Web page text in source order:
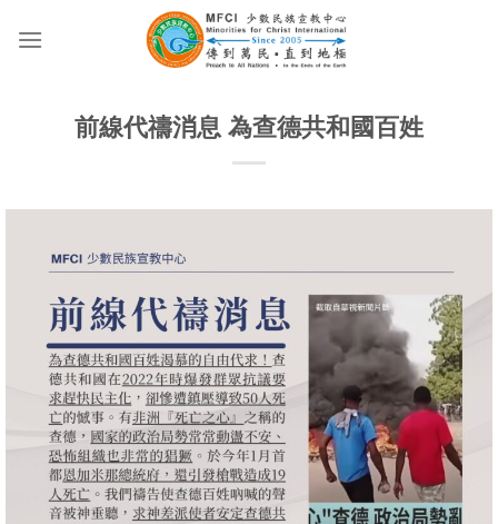
前線代禱消息 為查德共和國百姓